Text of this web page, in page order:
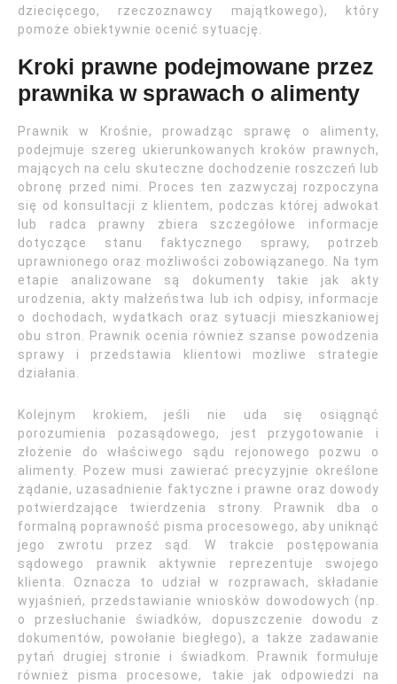
dziecięcego, rzeczoznawcy majątkowego), który
pomoże obiektywnie ocenić sytuację.
Kroki prawne podejmowane przez
prawnika w sprawach o alimenty
Prawnik w Krośnie, prowadząc sprawę o alimenty,
podejmuje szereg ukierunkowanych kroków prawnych,
mających na celu skuteczne dochodzenie roszczeń lub
obronę przed nimi. Proces ten zazwyczaj rozpoczyna
się od konsultacji z klientem, podczas której adwokat
lub radca prawny zbiera szczegółowe informacje
dotyczące stanu faktycznego sprawy, potrzeb
uprawnionego oraz możliwości zobowiązanego. Na tym
etapie analizowane są dokumenty takie jak akty
urodzenia, akty małżeństwa lub ich odpisy, informacje
o dochodach, wydatkach oraz sytuacji mieszkaniowej
obu stron. Prawnik ocenia również szanse powodzenia
sprawy i przedstawia klientowi możliwe strategie
działania.
Kolejnym krokiem, jeśli nie uda się osiągnąć
porozumienia pozasądowego, jest przygotowanie i
złożenie do właściwego sądu rejonowego pozwu o
alimenty. Pozew musi zawierać precyzyjnie określone
żądanie, uzasadnienie faktyczne i prawne oraz dowody
potwierdzające twierdzenia strony. Prawnik dba o
formalną poprawność pisma procesowego, aby uniknąć
jego zwrotu przez sąd. W trakcie postępowania
sądowego prawnik aktywnie reprezentuje swojego
klienta. Oznacza to udział w rozprawach, składanie
wyjaśnień, przedstawianie wniosków dowodowych (np.
o przesłuchanie świadków, dopuszczenie dowodu z
dokumentów, powołanie biegłego), a także zadawanie
pytań drugiej stronie i świadkom. Prawnik formułuje
również pisma procesowe, takie jak odpowiedzi na